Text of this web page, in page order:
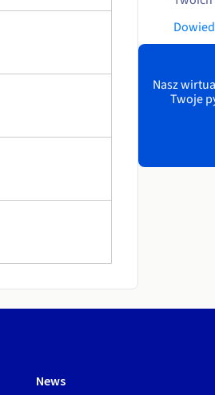
Nasz
Twoje
News